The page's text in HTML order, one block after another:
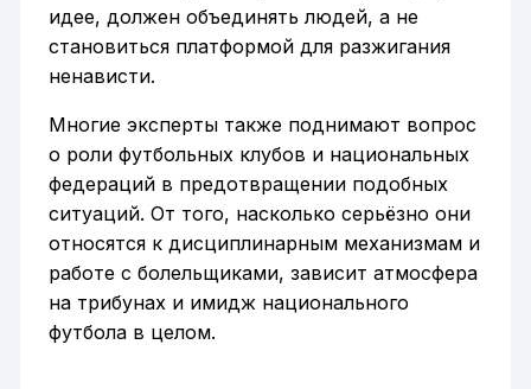
идее, должен объединять людей, а не
становиться платформой для разжигания
ненависти.
Многие эксперты также поднимают вопрос
о роли футбольных клубов и национальных
федераций в предотвращении подобных
ситуаций. От того, насколько серьёзно они
относятся к дисциплинарным механизмам и
работе с болельщиками, зависит атмосфера
на трибунах и имидж национального
футбола в целом.